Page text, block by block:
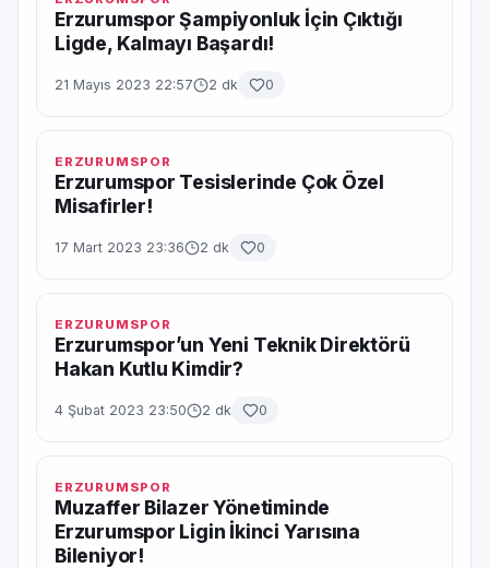
Erzurumspor Şampiyonluk İçin Çıktığı
Ligde, Kalmayı Başardı!
21 Mayıs 2023 22:57 2 dk 0
ERZURUMSPOR
Erzurumspor Tesislerinde Çok Özel
Misafirler!
17 Mart 2023 23:36 2 dk 0
ERZURUMSPOR
Erzurumspor’un Yeni Teknik Direktörü
Hakan Kutlu Kimdir?
4 Şubat 2023 23:50 2 dk 0
ERZURUMSPOR
Muzaffer Bilazer Yönetiminde
Erzurumspor Ligin İkinci Yarısına
Bileniyor!